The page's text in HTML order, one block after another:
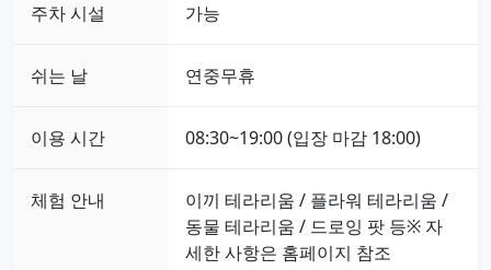
주차 시설 가능
쉬는 날 연중무휴
이용 시간 08:30~19:00 (입장 마감 18:00)
체험 안내
이끼 테라리움 / 플라워 테라리움 /
동물 테라리움 / 드로잉 팟 등※ 자
세한 사항은 홈페이지 참조